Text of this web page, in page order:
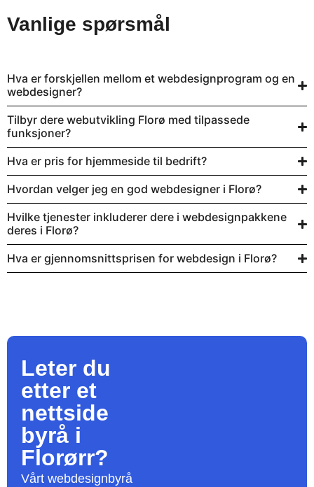
Vanlige spørsmål
Hva er forskjellen mellom et webdesignprogram og en
webdesigner?
Tilbyr dere webutvikling Florø med tilpassede
funksjoner?
Hva er pris for hjemmeside til bedrift?
Hvordan velger jeg en god webdesigner i Florø?
Hvilke tjenester inkluderer dere i webdesignpakkene
deres i Florø?
Hva er gjennomsnittsprisen for webdesign i Florø?
Leter du
etter et
nettside
byrå i
Florørr?
Vårt webdesignbyrå